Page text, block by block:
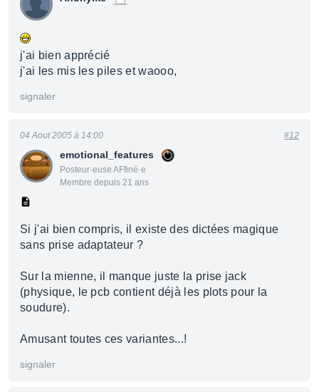
j'ai bien apprécié
j'ai les mis les piles et waooo,
signaler
emotional_features
Posteur·euse AFfiné·e
Membre depuis 21 ans
04 Aout 2005 à 14:00 #12
Si j'ai bien compris, il existe des dictées magique
sans prise adaptateur ?
Sur la mienne, il manque juste la prise jack
(physique, le pcb contient déjà les plots pour la
soudure).
Amusant toutes ces variantes...!
signaler